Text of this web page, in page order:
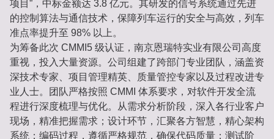
项目”，中标金额达 3.8 亿元。其研发的信号系统通过先进
的控制算法与通信技术，保障列车运行的安全与高效，列车
准点率提升至 98% 以上。
为筹备此次 CMMI5 级认证，南京恩瑞特实业有限公司高度
重视，投入大量资源。公司组建了跨部门专业团队，涵盖资
深技术专家、项目管理精英、质量管控专家以及过程改进专
业人士。团队严格按照 CMMI 体系要求，对软件开发全流
程进行深度梳理与优化。从需求分析阶段，深入各行业客户
现场，精准把握需求；设计环节，汇聚各方智慧，精心架构
系统；编码过程，遵循严格规范，确保代码质量；测试阶